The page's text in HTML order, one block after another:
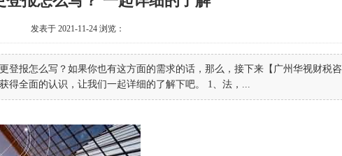
发表于 2021-11-24 浏览：
登报怎么写？如果你也有这方面的需求的话，那么，接下来【广州华视财税咨
得全面的认识，让我们一起详细的了解下吧。 1、法，...